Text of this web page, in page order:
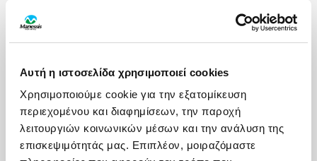
Αυτή η ιστοσελίδα χρησιμοποιεί cookies
Χρησιμοποιούμε cookie για την εξατομίκευση
περιεχομένου και διαφημίσεων, την παροχή
λειτουργιών κοινωνικών μέσων και την ανάλυση της
επισκεψιμότητάς μας. Επιπλέον, μοιραζόμαστε
entertainment of children, exceptional infrastructure
active experiences and an enchanting beach.
ΠΑΡΟΧΕΣ